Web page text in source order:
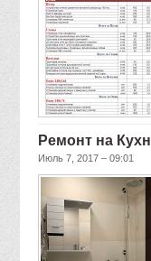
Ремонт на
Июль 7, 2017 – 09:01